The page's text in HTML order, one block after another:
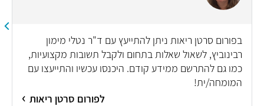
בפורום סרטן ריאות ניתן להתייעץ עם ד"ר נטלי מימון
רבינוביץ, לשאול שאלות בתחום ולקבל תשובות מקצועיות,
כמו גם להתרשם ממידע קודם. היכנסו עכשיו והתייעצו עם
המומחה/ית!
לפורום סרטן ריאות